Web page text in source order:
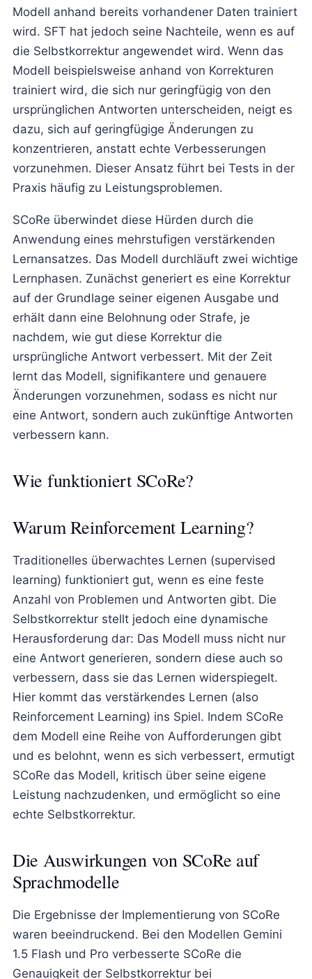
Modell anhand bereits vorhandener Daten trainiert
wird. SFT hat jedoch seine Nachteile, wenn es auf
die Selbstkorrektur angewendet wird. Wenn das
Modell beispielsweise anhand von Korrekturen
trainiert wird, die sich nur geringfügig von den
ursprünglichen Antworten unterscheiden, neigt es
dazu, sich auf geringfügige Änderungen zu
konzentrieren, anstatt echte Verbesserungen
vorzunehmen. Dieser Ansatz führt bei Tests in der
Praxis häufig zu Leistungsproblemen.
SCoRe überwindet diese Hürden durch die
Anwendung eines mehrstufigen verstärkenden
Lernansatzes. Das Modell durchläuft zwei wichtige
Lernphasen. Zunächst generiert es eine Korrektur
auf der Grundlage seiner eigenen Ausgabe und
erhält dann eine Belohnung oder Strafe, je
nachdem, wie gut diese Korrektur die
ursprüngliche Antwort verbessert. Mit der Zeit
lernt das Modell, signifikantere und genauere
Änderungen vorzunehmen, sodass es nicht nur
eine Antwort, sondern auch zukünftige Antworten
verbessern kann.
Wie funktioniert SCoRe?
Warum Reinforcement Learning?
Traditionelles überwachtes Lernen (supervised
learning) funktioniert gut, wenn es eine feste
Anzahl von Problemen und Antworten gibt. Die
Selbstkorrektur stellt jedoch eine dynamische
Herausforderung dar: Das Modell muss nicht nur
eine Antwort generieren, sondern diese auch so
verbessern, dass sie das Lernen widerspiegelt.
Hier kommt das verstärkendes Lernen (also
Reinforcement Learning) ins Spiel. Indem SCoRe
dem Modell eine Reihe von Aufforderungen gibt
und es belohnt, wenn es sich verbessert, ermutigt
SCoRe das Modell, kritisch über seine eigene
Leistung nachzudenken, und ermöglicht so eine
echte Selbstkorrektur.
Die Auswirkungen von SCoRe auf
Sprachmodelle
Die Ergebnisse der Implementierung von SCoRe
waren beeindruckend. Bei den Modellen Gemini
1.5 Flash und Pro verbesserte SCoRe die
Genauigkeit der Selbstkorrektur bei